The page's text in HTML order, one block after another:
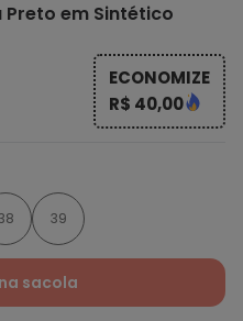
Preto em Sintético
ECONOMIZE
R$ 40,00
39
sacola